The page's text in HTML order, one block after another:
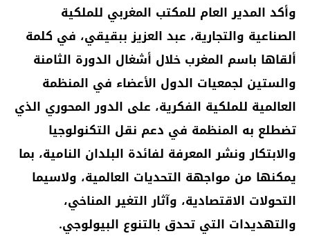
وأكد المدير العام للمكتب المغربي للملكية
الصناعية والتجارية، عبد العزيز ببقيقي، في كلمة
ألقاها باسم المغرب خلال أشغال الدورة الثامنة
والستين لجمعيات الدول الأعضاء في المنظمة
العالمية للملكية الفكرية، على الدور المحوري الذي
تضطلع به المنظمة في دعم نقل التكنولوجيا
والابتكار ونشر المعرفة لفائدة البلدان النامية، بما
يمكنها من مواجهة التحديات العالمية، ولاسيما
التحولات الاقتصادية، وآثار التغير المناخي،
والتهديدات التي تحدق بالتنوع البيولوجي.